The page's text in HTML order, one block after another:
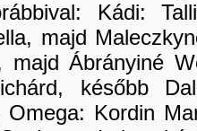
Kádi:
majd
majd Ábrányiné
később
Kordin